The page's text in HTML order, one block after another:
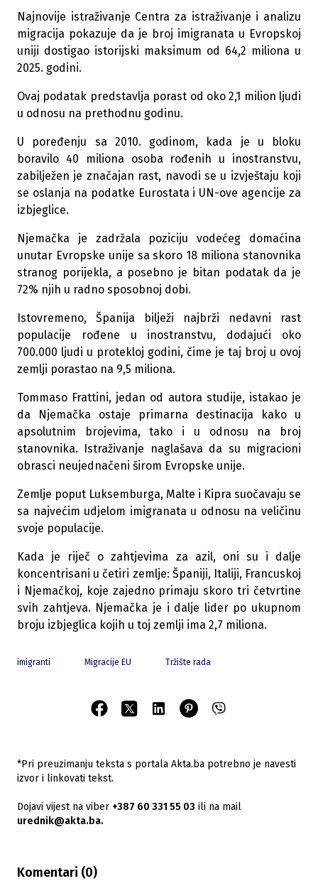
Najnovije istraživanje Centra za istraživanje i analizu
migracija pokazuje da je broj imigranata u Evropskoj
uniji dostigao istorijski maksimum od 64,2 miliona u
2025. godini.
Ovaj podatak predstavlja porast od oko 2,1 milion ljudi
u odnosu na prethodnu godinu.
U poređenju sa 2010. godinom, kada je u bloku
boravilo 40 miliona osoba rođenih u inostranstvu,
zabilježen je značajan rast, navodi se u izvještaju koji
se oslanja na podatke Eurostata i UN-ove agencije za
izbjeglice.
Njemačka je zadržala poziciju vodećeg domaćina
unutar Evropske unije sa skoro 18 miliona stanovnika
stranog porijekla, a posebno je bitan podatak da je
72% njih u radno sposobnoj dobi.
Istovremeno, Španija bilježi najbrži nedavni rast
populacije rođene u inostranstvu, dodajući oko
700.000 ljudi u protekloj godini, čime je taj broj u ovoj
zemlji porastao na 9,5 miliona.
Tommaso Frattini, jedan od autora studije, istakao je
da Njemačka ostaje primarna destinacija kako u
apsolutnim brojevima, tako i u odnosu na broj
stanovnika. Istraživanje naglašava da su migracioni
obrasci neujednačeni širom Evropske unije.
Zemlje poput Luksemburga, Malte i Kipra suočavaju se
sa najvećim udjelom imigranata u odnosu na veličinu
svoje populacije.
Kada je riječ o zahtjevima za azil, oni su i dalje
koncentrisani u četiri zemlje: Španiji, Italiji, Francuskoj
i Njemačkoj, koje zajedno primaju skoro tri četvrtine
svih zahtjeva. Njemačka je i dalje lider po ukupnom
broju izbjeglica kojih u toj zemlji ima 2,7 miliona.
imigranti Migracije EU Tržište rada
*Pri preuzimanju teksta s portala Akta.ba potrebno je navesti
izvor i linkovati tekst.
Dojavi vijest na viber +387 60 331 55 03 ili na mail
urednik@akta.ba.
Komentari (0)